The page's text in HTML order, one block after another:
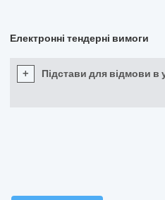
Електронні тендерні вимоги
+ Підстави для відмови в